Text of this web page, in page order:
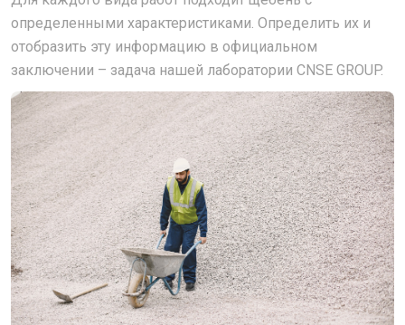
определенными характеристиками. Определить их и
отобразить эту информацию в официальном
заключении – задача нашей лаборатории CNSE GROUP.